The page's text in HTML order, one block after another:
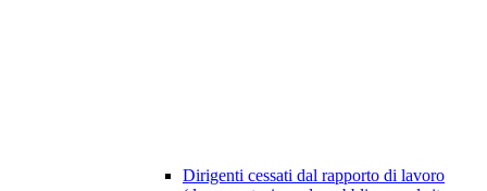
Dirigenti cessati dal rapporto di lavoro